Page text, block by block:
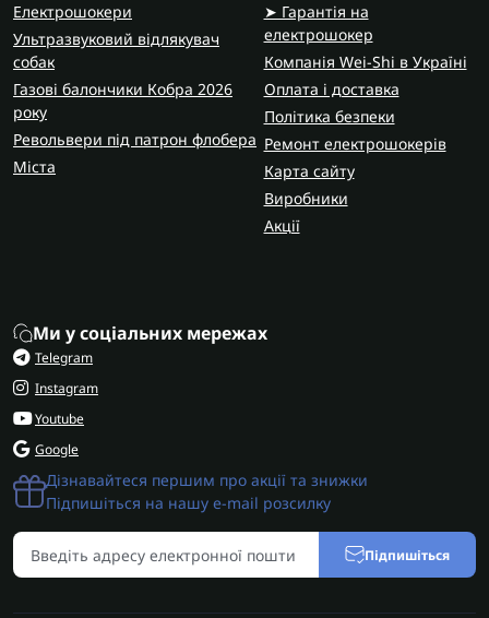
Електрошокери
Ультразвуковий відлякувач
собак
Газові балончики Кобра 2026
року
Револьвери під патрон флобера
Міста
➤ Гарантія на
електрошокер
Компанія Wei-Shi в Україні
Оплата і доставка
Політика безпеки
Ремонт електрошокерів
Карта сайту
Виробники
Акції
Ми у соціальних мережах
Telegram
Instagram
Youtube
Google
Дізнавайтеся першим про акції та знижки
Підпишіться на нашу e-mail розсилку
Підпишіться